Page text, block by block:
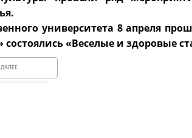
университета 8 апреля
состоялись «Веселые и здоровые